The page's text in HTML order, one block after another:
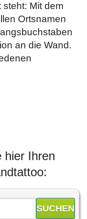
Mit dem
Ortsnamen
an die Wand.
hier Ihren